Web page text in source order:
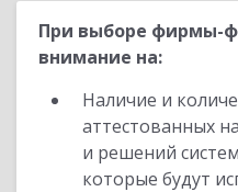
При выборе фирмы-
внимание на:
Наличие и
аттестованных
и решений
которые будут